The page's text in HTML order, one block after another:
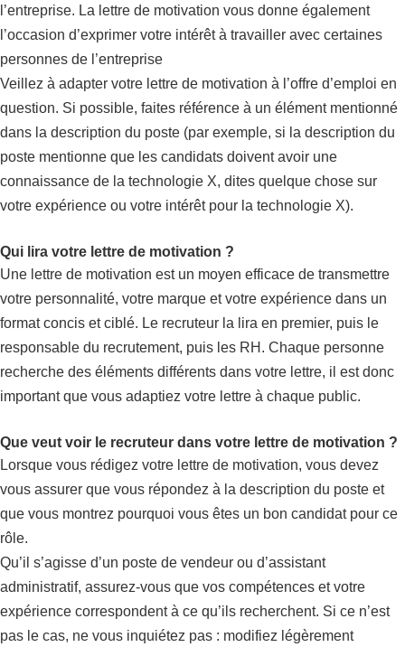
l’entreprise. La lettre de motivation vous donne également
l’occasion d’exprimer votre intérêt à travailler avec certaines
personnes de l’entreprise
Veillez à adapter votre lettre de motivation à l’offre d’emploi en
question. Si possible, faites référence à un élément mentionné
dans la description du poste (par exemple, si la description du
poste mentionne que les candidats doivent avoir une
connaissance de la technologie X, dites quelque chose sur
votre expérience ou votre intérêt pour la technologie X).
Qui lira votre lettre de motivation ?
Une lettre de motivation est un moyen efficace de transmettre
votre personnalité, votre marque et votre expérience dans un
format concis et ciblé. Le recruteur la lira en premier, puis le
responsable du recrutement, puis les RH. Chaque personne
recherche des éléments différents dans votre lettre, il est donc
important que vous adaptiez votre lettre à chaque public.
Que veut voir le recruteur dans votre lettre de motivation ?
Lorsque vous rédigez votre lettre de motivation, vous devez
vous assurer que vous répondez à la description du poste et
que vous montrez pourquoi vous êtes un bon candidat pour ce
rôle.
Qu’il s’agisse d’un poste de vendeur ou d’assistant
administratif, assurez-vous que vos compétences et votre
expérience correspondent à ce qu’ils recherchent. Si ce n’est
pas le cas, ne vous inquiétez pas : modifiez légèrement